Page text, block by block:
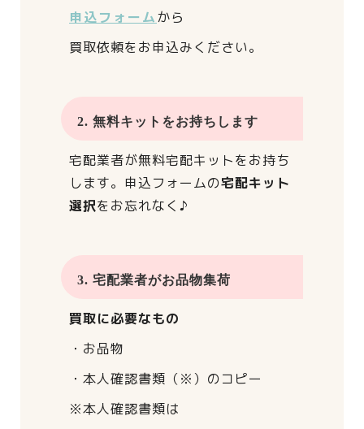
申込フォームから
買取依頼をお申込みください。
2. 無料キットをお持ちします
宅配業者が無料宅配キットをお持ち
します。 申込フォームの宅配キット
選択をお忘れなく♪
3. 宅配業者がお品物集荷
買取に必要なもの
・お品物
・本人確認書類（※）のコピー
※本人確認書類は